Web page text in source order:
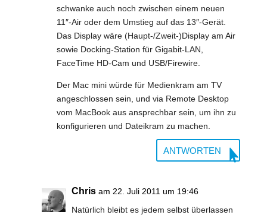
schwanke auch noch zwischen einem neuen
11″-Air oder dem Umstieg auf das 13″-Gerät.
Das Display wäre (Haupt-/Zweit-)Display am Air
sowie Docking-Station für Gigabit-LAN,
FaceTime HD-Cam und USB/Firewire.
Der Mac mini würde für Medienkram am TV
angeschlossen sein, und via Remote Desktop
vom MacBook aus ansprechbar sein, um ihn zu
konfigurieren und Dateikram zu machen.
ANTWORTEN
Chris am 22. Juli 2011 um 19:46
Natürlich bleibt es jedem selbst überlassen